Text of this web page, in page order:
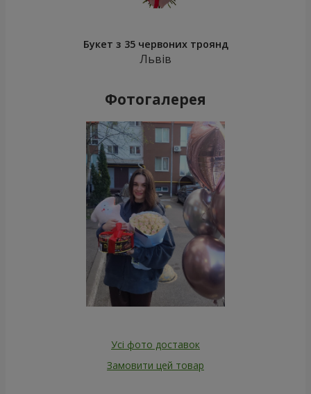
Букет з 35 червоних троянд
Львів
Фотогалерея
Усі фото доставок
Замовити цей товар